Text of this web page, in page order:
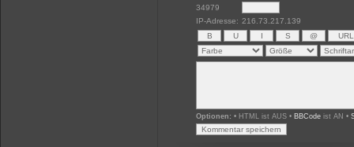
34979
IP-Adresse: 216.73.217.139
Optionen: • HTML ist AUS • BBCode ist AN •